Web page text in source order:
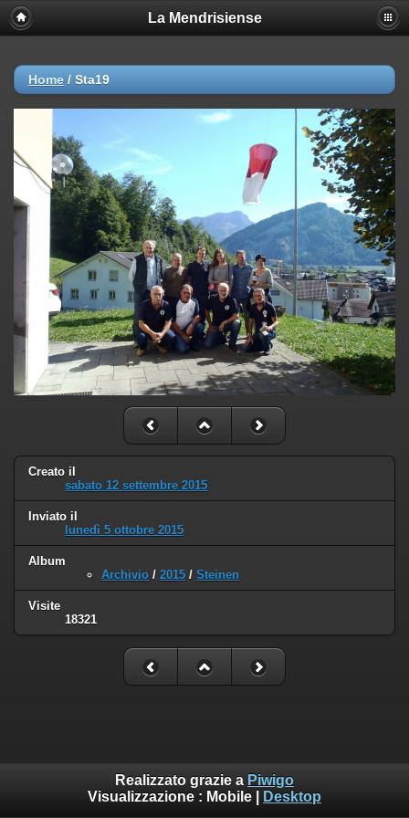
La Mendrisiense
Home / Sta19
Creato il
sabato 12 settembre 2015
Inviato il
lunedì 5 ottobre 2015
Album
Archivio / 2015 / Steinen
Visite
18321
Realizzato grazie a Piwigo
Visualizzazione : Mobile Desktop